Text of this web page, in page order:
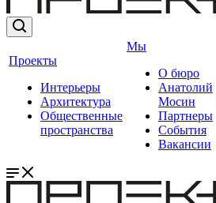
Проекты
Интерьеры
Архитектура
Общественные
пространства
Мы
О бюро
Анатолий
Мосин
Партнеры
События
Вакансии